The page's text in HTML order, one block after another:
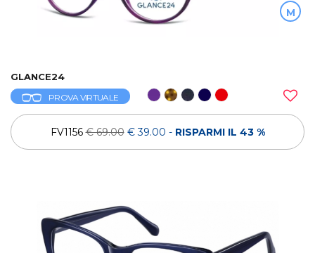
M
GLANCE24
PROVA VIRTUALE
FV1156€ 69.00 € 39.00 - RISPARMI IL 43 %